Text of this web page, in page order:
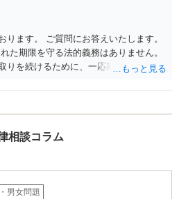
で契約内で対応してもらえるのか、追
場合に成功報酬が発生するのか、非免
のかを確認されるとよいと思います。
ります。 ご質問にお答えいたします。
た期限を守る法的義務はありません。
りを続けるために、一応期限を守って
という場合には、「弁護士に相談して
ますが、事実上の繋がりがないわけで
の慰謝料も払う必要が生じるという可
。 ただし、法律上重婚は認められてい
相談コラム
男女問題